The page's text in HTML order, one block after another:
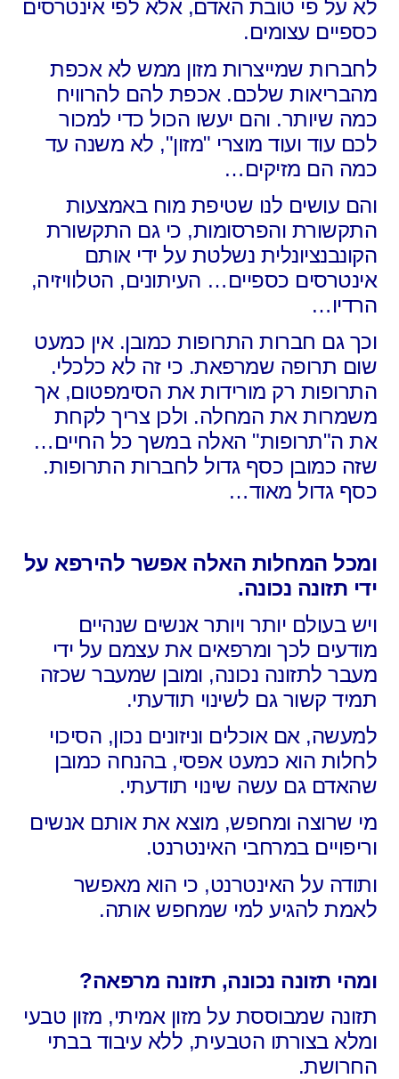
לא על פי טובת האדם, אלא לפי אינטרסים
כספיים עצומים.
לחברות שמייצרות מזון ממש לא אכפת
מהבריאות שלכם. אכפת להם להרוויח
כמה שיותר. והם יעשו הכול כדי למכור
לכם עוד ועוד מוצרי "מזון", לא משנה עד
כמה הם מזיקים…
והם עושים לנו שטיפת מוח באמצעות
התקשורת והפרסומות, כי גם התקשורת
הקונבנציונלית נשלטת על ידי אותם
אינטרסים כספיים… העיתונים, הטלוויזיה,
הרדיו…
וכך גם חברות התרופות כמובן. אין כמעט
שום תרופה שמרפאת. כי זה לא כלכלי.
התרופות רק מורידות את הסימפטום, אך
משמרות את המחלה. ולכן צריך לקחת
את ה"תרופות" האלה במשך כל החיים…
שזה כמובן כסף גדול לחברות התרופות.
כסף גדול מאוד…
ומכל המחלות האלה אפשר להירפא על
ידי תזונה נכונה.
ויש בעולם יותר ויותר אנשים שנהיים
מודעים לכך ומרפאים את עצמם על ידי
מעבר לתזונה נכונה, ומובן שמעבר שכזה
תמיד קשור גם לשינוי תודעתי.
למעשה, אם אוכלים וניזונים נכון, הסיכוי
לחלות הוא כמעט אפסי, בהנחה כמובן
שהאדם גם עשה שינוי תודעתי.
מי שרוצה ומחפש, מוצא את אותם אנשים
וריפויים במרחבי האינטרנט.
ותודה על האינטרנט, כי הוא מאפשר
לאמת להגיע למי שמחפש אותה.
ומהי תזונה נכונה, תזונה מרפאה?
תזונה שמבוססת על מזון אמיתי, מזון טבעי
ומלא בצורתו הטבעית, ללא עיבוד בבתי
החרושת.